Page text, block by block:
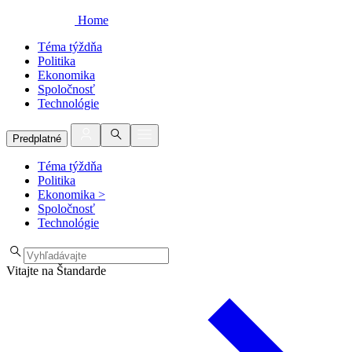
Home
Téma týždňa
Politika
Ekonomika
Spoločnosť
Technológie
Predplatné
Téma týždňa
Politika
Ekonomika >
Spoločnosť
Technológie
Vitajte na Štandarde